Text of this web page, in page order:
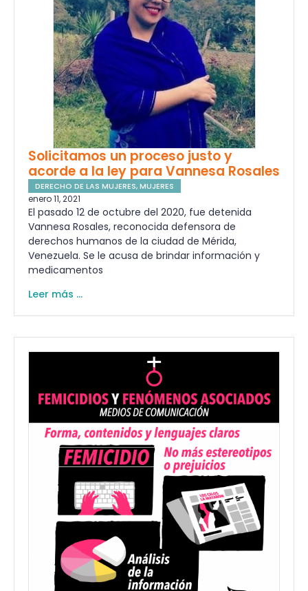
Solicitamos un proceso justo y
acorde a la ley para Vannesa Rosales
DERECHO DE LAS MUJERES,MUJERES
enero 11, 2021
El pasado 12 de octubre del 2020, fue detenida
Vannesa Rosales, reconocida defensora de
derechos humanos de la ciudad de Mérida,
Venezuela. Se le acusa de brindar información y
medicamentos
Leer más ...